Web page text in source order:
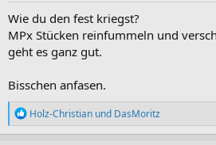
Wie du den fest kriegst?
MPx Stücken reinfummeln und
geht es ganz gut.
Bisschen anfasen.
R
e
a
Holz-Christian und DasMoritz